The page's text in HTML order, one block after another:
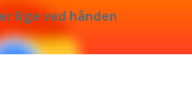
lige ved hånden